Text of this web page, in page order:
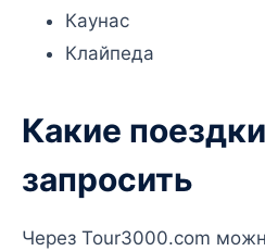
Каунас
Клайпеда
Какие
запросить
Через Tour3000.com